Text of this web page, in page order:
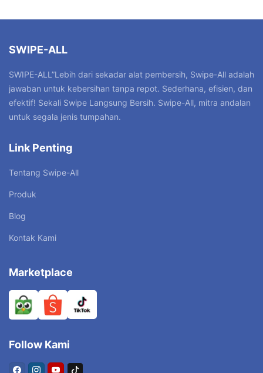
SWIPE-ALL
SWIPE-ALL”Lebih dari sekadar alat pembersih, Swipe-All adalah
jawaban untuk kebersihan tanpa repot. Sederhana, efisien, dan
efektif! Sekali Swipe Langsung Bersih. Swipe-All, mitra andalan
untuk segala jenis tumpahan.
Link Penting
Tentang Swipe-All
Produk
Blog
Kontak Kami
Marketplace
Follow Kami